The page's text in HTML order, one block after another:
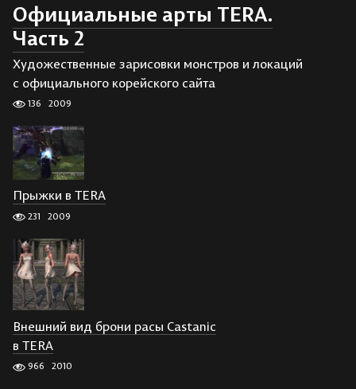
Официальные арты TERA.
Часть 2
Художественные зарисовки монстров и локаций
с официального корейского сайта
136 2009
Прыжки в TERA
231 2009
Внешний вид брони расы Castanic
в TERA
966 2010